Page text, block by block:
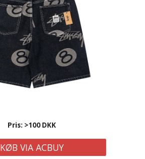
Pris: >100 DKK
KØB VIA ACBUY